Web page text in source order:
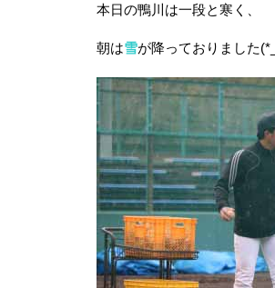
本日の鴨川は一段と寒く、
朝は雪が降っておりました